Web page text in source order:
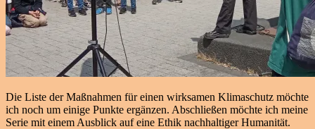
Die Liste der Maßnahmen für einen wirksamen Klimaschutz möchte
ich noch um einige Punkte ergänzen. Abschließen möchte ich meine
Serie mit einem Ausblick auf eine Ethik nachhaltiger Humanität.